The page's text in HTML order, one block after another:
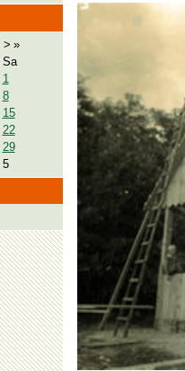
> »
Sa
1
8
15
22
29
5